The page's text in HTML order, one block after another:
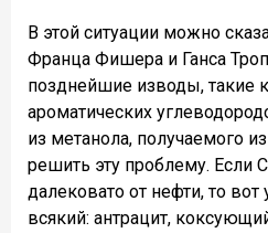
В этой ситуации можно
Франца Фишера и Ганса
позднейшие изводы, такие
ароматических
из метанола, получаемого
решить эту проблему. Если
далековато от нефти, то вот
всякий: антрацит,